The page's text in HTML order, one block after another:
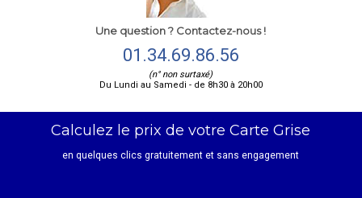
Une question ? Contactez-nous !
01.34.69.86.56
(n° non surtaxé)
Du Lundi au Samedi - de 8h30 à 20h00
Calculez le prix de votre Carte Grise
en quelques clics gratuitement et sans engagement